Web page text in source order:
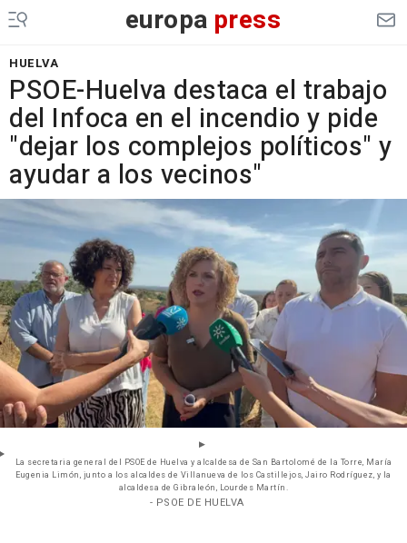
europa press
HUELVA
PSOE-Huelva destaca el trabajo
del Infoca en el incendio y pide
"dejar los complejos políticos" y
ayudar a los vecinos"
La secretaria general del PSOE de Huelva y alcaldesa de San Bartolomé de la Torre, María
Eugenia Limón, junto a los alcaldes de Villanueva de los Castillejos, Jairo Rodríguez, y la
alcaldesa de Gibraleón, Lourdes Martín.
- PSOE DE HUELVA